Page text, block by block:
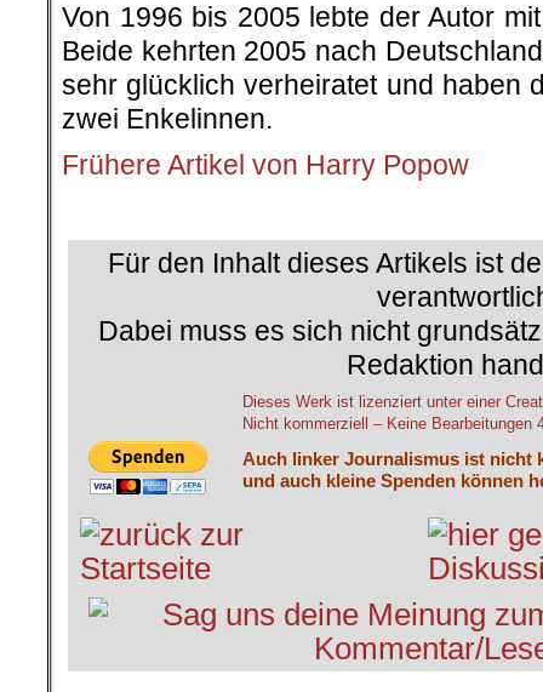
Von 1996 bis 2005 lebte der Autor
Beide kehrten 2005 nach
sehr glücklich verheiratet und haben
zwei Enkelinnen.
Frühere Artikel von Harry Popow
Für den Inhalt dieses Artikels ist
Dabei muss es sich nicht
Redaktion
Dieses Werk ist lizenziert unter einer
Nicht kommerziell – Keine Bearbeitungen
Auch linker Journalismus ist nicht
und auch kleine Spenden können